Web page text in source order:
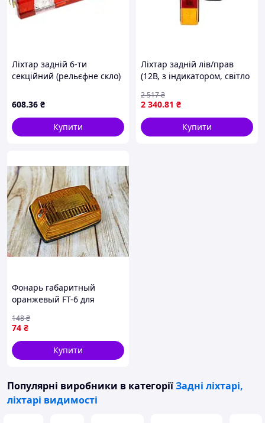
Ліхтар задній 6-ти
секційний (рельєфне скло)
520 62 70 (L)
608.36 ₴
Купити
Ліхтар задній лів/прав
(12В, з індикатором, світло
заднього ходу, із стоп-
сигналом, паркувальні
вогні)
2 340.81 ₴
2 517₴
Купити
Фонарь габаритный
оранжевый FT-6 для
прицепов сигнализация
безопасности ночью
74 ₴
148₴
Купити
Популярні виробники в категоріїЗадні ліхтарі,
ліхтарі видимості